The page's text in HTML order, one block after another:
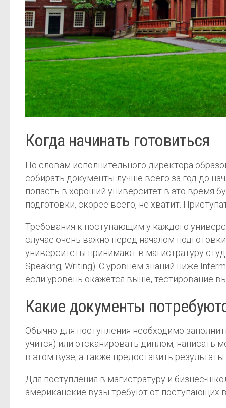
Когда начинать готовиться
По словам исполнительного директора
собирать документы лучше всего за год до
попасть в хороший университет в это время
подготовки, скорее всего, не хватит.
Требования к поступающим у каждого
случае очень важно перед началом
университеты принимают в магистратуру
Speaking, Writing). С уровнем знаний ниже
если уровень окажется выше, тестирование
Какие документы
Обычно для поступления необходимо
учится) или отсканировать диплом,
в этом вузе, а также предоставить
Для поступления в магистратуру и бизнес-
американские вузы требуют от поступающих